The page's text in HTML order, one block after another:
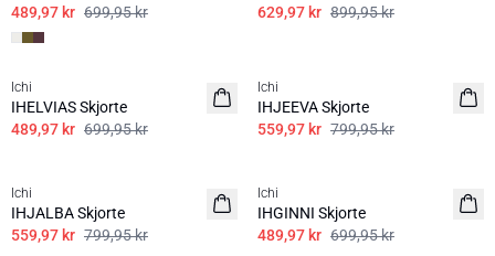
489,97 kr 699,95 kr
629,97 kr 899,95 kr
SALE | 30%
Ichi
IHELVIAS Skjorte
489,97 kr 699,95 kr
Ichi
IHJEEVA Skjorte
559,97 kr 799,95 kr
Ichi
IHJALBA Skjorte
559,97 kr 799,95 kr
Ichi
IHGINNI Skjorte
489,97 kr 699,95 kr